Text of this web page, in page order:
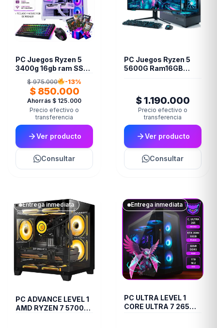
PC Juegos Ryzen 5
3400g 16gb ram SSD
480gb AMD Radeon
RX Vega 11
$ 975.000 -13%
$ 850.000
Ahorrás $ 125.000
Precio efectivo o
transferencia
Ver producto
Consultar
PC Juegos Ryzen 5
5600G Ram16GB
$ 1.190.000
Precio efectivo o
transferencia
Ver producto
Consultar
Entrega inmediata
PC ADVANCE LEVEL 1
AMD RYZEN 7 5700G
Entrega inmediata
PC ULTRA LEVEL 1
CORE ULTRA 7 265